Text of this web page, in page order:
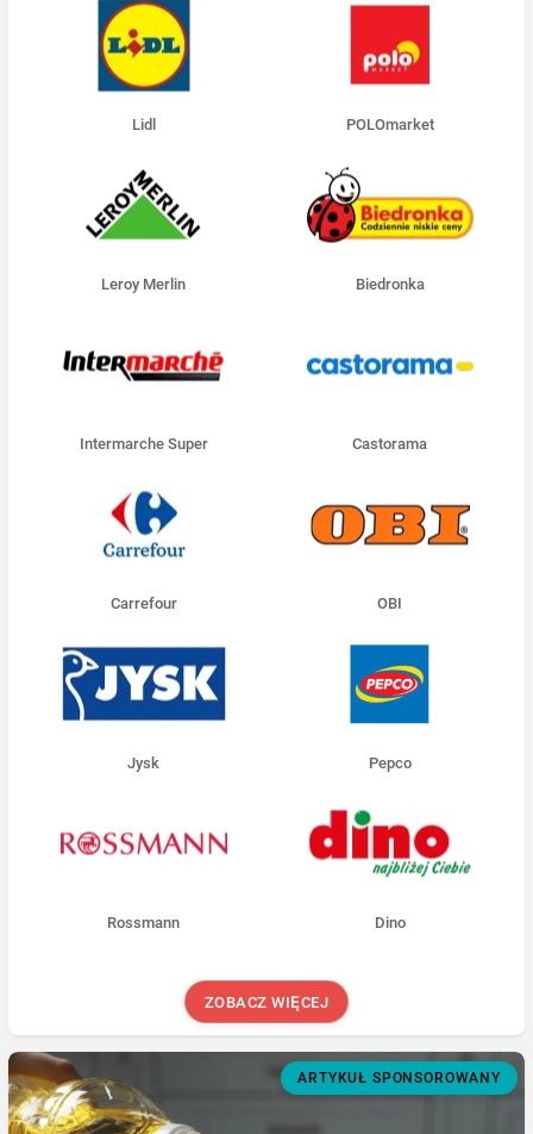
Lidl POLOmarket
Leroy Merlin Biedronka
Intermarche Super Castorama
Carrefour OBI
Jysk Pepco
Rossmann Dino
ZOBACZ WIĘCEJ
ARTYKUŁ SPONSOROWANY